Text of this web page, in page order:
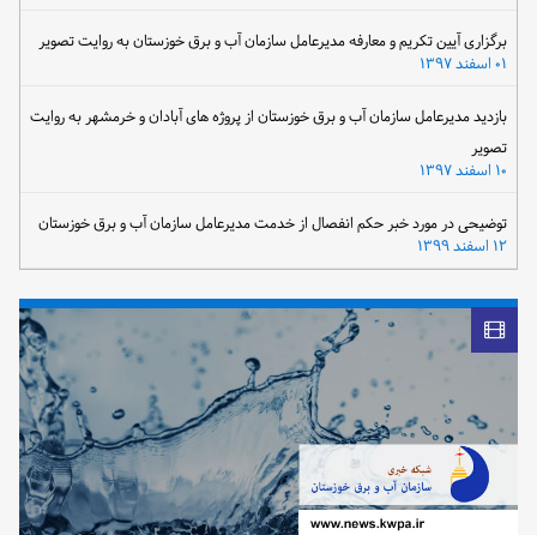
برگزاری آیین تکریم و معارفه مدیرعامل سازمان آب و برق خوزستان به روایت تصویر
بازدید مدیرعامل سازمان آب و برق خوزستان از پروژه های آبادان و خرمشهر به روایت
تصویر
توضیحی در مورد خبر حکم انفصال از خدمت مدیرعامل سازمان آب و برق خوزستان
۱۲ اسفند ۱۳۹۹